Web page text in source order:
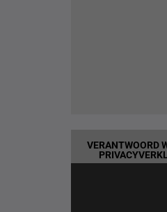
VERANTWOORD